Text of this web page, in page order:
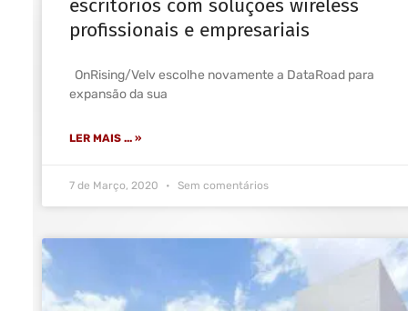
escritórios com soluções wireless
profissionais e empresariais
OnRising/Velv escolhe novamente a DataRoad para
expansão da sua
LER MAIS ... »
7 de Março, 2020 Sem comentários